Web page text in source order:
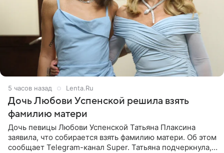
5 часов назад Lenta.Ru
Дочь Любови Успенской решила взять
фамилию матери
Дочь певицы Любови Успенской Татьяна Плаксина
заявила, что собирается взять фамилию матери. Об этом
сообщает Telegram-канал Super. Татьяна подчеркнула,